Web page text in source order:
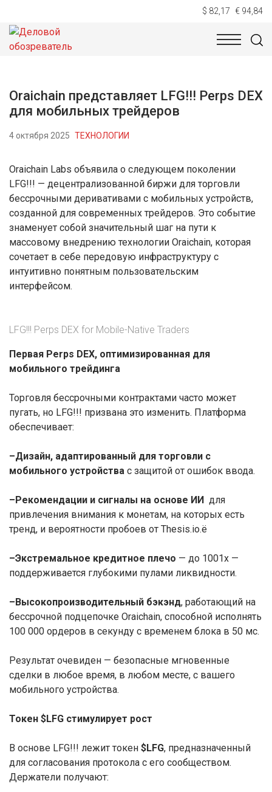
$ 82,17 € 94,84
НОВОСТИ
Oraichain представляет LFG!!! Perps DEX
для мобильных трейдеров
4 октября 2025 ТЕХНОЛОГИИ
Oraichain Labs объявила о следующем поколении
LFG!!! — децентрализованной биржи для торговли
бессрочными деривативами с мобильных устройств,
созданной для современных трейдеров. Это событие
знаменует собой значительный шаг на пути к
массовому внедрению технологии Oraichain, которая
сочетает в себе передовую инфраструктуру с
интуитивно понятным пользовательским
интерфейсом.
LFG!!! Perps DEX for Mobile-Native Traders
Первая Perps DEX, оптимизированная для
мобильного трейдинга
Торговля бессрочными контрактами часто может
пугать, но LFG!!! призвана это изменить. Платформа
обеспечивает:
–Дизайн, адаптированный для торговли с
мобильного устройства с защитой от ошибок ввода.
–Рекомендации и сигналы на основе ИИ для
привлечения внимания к монетам, на которых есть
тренд, и вероятности пробоев от Thesis.io.ё
–Экстремальное кредитное плечо — до 1001x —
поддерживается глубокими пулами ликвидности.
–Высокопроизводительный бэкэнд, работающий на
бессрочной подцепочке Oraichain, способной исполнять
100 000 ордеров в секунду с временем блока в 50 мс.
Результат очевиден — безопасные мгновенные
сделки в любое время, в любом месте, с вашего
мобильного устройства.
Токен $LFG стимулирует рост
В основе LFG!!! лежит токен $LFG, предназначенный
для согласования протокола с его сообществом.
Держатели получают: